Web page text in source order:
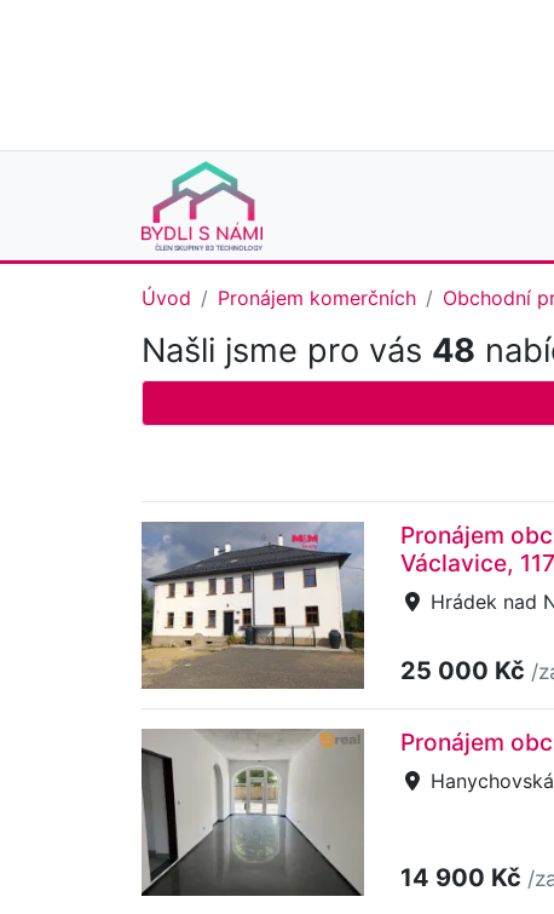
Úvod Pronájem komerčních Obchodní
Našli jsme pro vás 48
Pronájem
Václavice,
Hrádek nad
25 000 Kč /
Pronájem
14 900 Kč /